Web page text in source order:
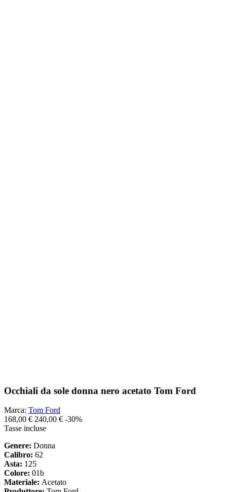
Occhiali da sole donna nero acetato Tom Ford
Marca: Tom Ford
168,00 € 240,00 € -30%
Tasse incluse
Genere: Donna
Calibro: 62
Asta: 125
Colore: 01b
Materiale: Acetato